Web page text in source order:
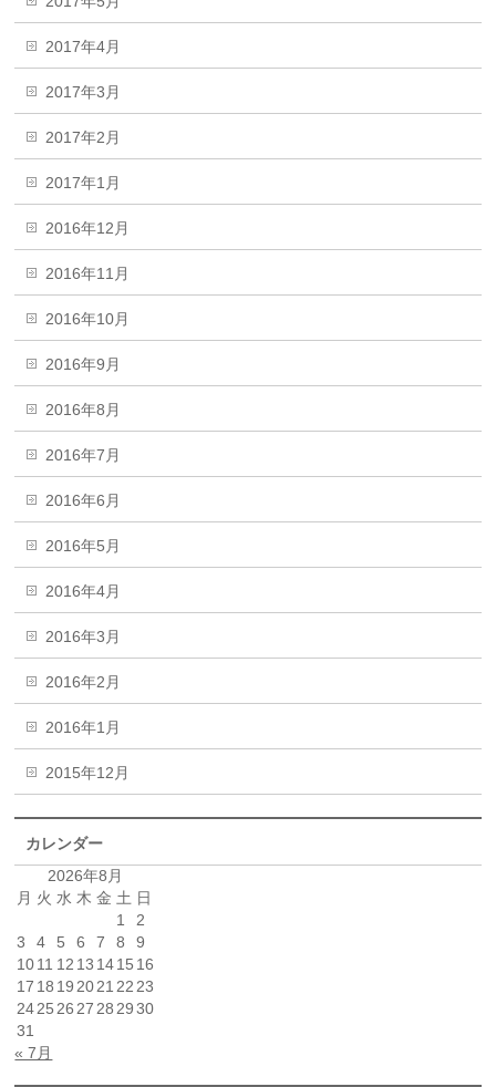
2017年4月
2017年3月
2017年2月
2017年1月
2016年12月
2016年11月
2016年10月
2016年9月
2016年8月
2016年7月
2016年6月
2016年5月
2016年4月
2016年3月
2016年2月
2016年1月
2015年12月
カレンダー
2026年8月
月 火 水 木 金 土 日
1
2
3
4 5 6 7 8
9
1011 12 13 1415 16
17 18 19 2021 22 23
2425 26 27 28 29 30
31
« 7月